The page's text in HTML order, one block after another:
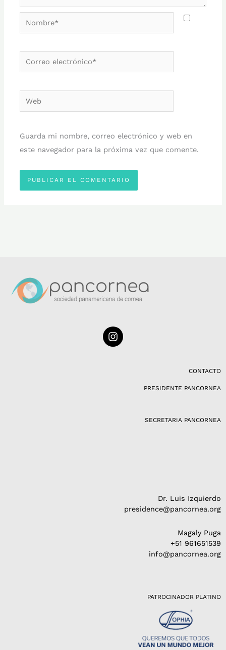
Nombre*
Correo
electrónico*
Web
Guarda mi nombre, correo electrónico y web en
este navegador para la próxima vez que comente.
I
n
CONTACTO
PRESIDENTE PANCORNEA
SECRETARIA PANCORNEA
Dr. Luis Izquierdo
presidence@pancornea.org
Magaly Puga
+51 961651539
info@pancornea.org
PATROCINADOR PLATINO